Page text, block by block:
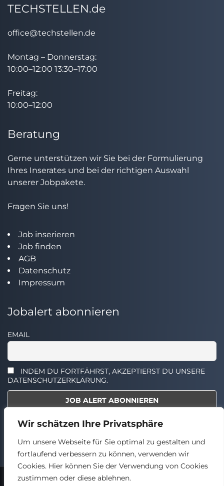
Wir schätzen Ihre Privatsphäre
Um unsere Webseite für Sie optimal zu gestalten und
fortlaufend verbessern zu können, verwenden wir
Cookies. Hier können Sie der Verwendung von Cookies
zustimmen oder diese ablehnen.
TECHSTELLEN.de
office@techstellen.de
Montag – Donnerstag:
10:00–12:00 13:30–17:00
Freitag:
10:00–12:00
Beratung
Gerne unterstützen wir Sie bei der Formulierung
Ihres Inserates und bei der richtigen Auswahl
unserer Jobpakete.
Fragen Sie uns!
Job inserieren
Job finden
AGB
Datenschutz
Impressum
Jobalert abonnieren
EMAIL
INDEM DU FORTFÄHRST, AKZEPTIERST DU UNSERE
DATENSCHUTZERKLÄRUNG.
Select the widget you want to show.